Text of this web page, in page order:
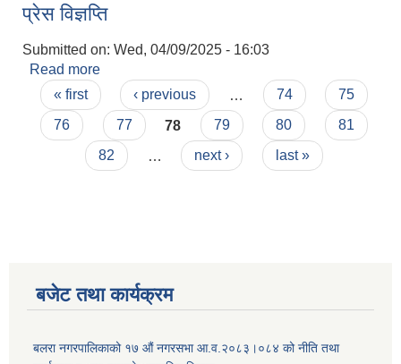
प्रेस विज्ञप्ति
Submitted on: Wed, 04/09/2025 - 16:03
Read more
Pages
« first ‹ previous 74
75
76
77 78 79 80
81
82
next › last »
बजेट तथा कार्यक्रम
बलरा नगरपालिकाको १७ औं नगरसभा आ.व.२०८३।०८४ को नीति तथा